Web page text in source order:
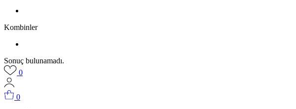
Kombinler
Sonuç bulunamadı.
0
0